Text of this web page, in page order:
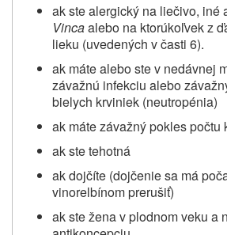
ak ste alergický na liečivo, iné
Vincaalebo na ktorúkoľvek z
lieku (uvedených v časti 6).
ak máte alebo ste v nedávnej
závažnú infekciu alebo
bielych krviniek (neutropénia)
ak máte závažný pokles počtu
ak ste tehotná
ak dojčíte (dojčenie sa má
vinorelbínom prerušiť)
ak ste žena v plodnom veku a